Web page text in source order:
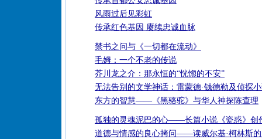
风雨过后见彩虹
传承红色基因 赓续忠诚血脉
禁书之问与《一切都在流动》
毛姆：一个不老的传说
芥川龙之介：那永恒的“恍惚的不安”
无法告别的文学神话：雷蒙德·钱德勒及侦探
东方的智慧——《黑骆驼》与华人神探陈查理
孤独的灵魂泥巴的心——长篇小说《瓷惑》创
道德与情感的良心拷问——读威尔基·柯林斯